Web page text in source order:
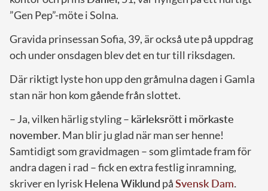
”Gen Pep”-möte i Solna.
Gravida prinsessan Sofia, 39, är också ute på uppdrag
och under onsdagen blev det en tur till riksdagen.
Där riktigt lyste hon upp den gråmulna dagen i Gamla
stan när hon kom gående från slottet.
– Ja, vilken härlig styling – kärleksrött i mörkaste
november. Man blir ju glad när man ser henne!
Samtidigt som gravidmagen – som glimtade fram för
andra dagen i rad – fick en extra festlig inramning,
skriver en lyriskHelena Wiklund påSvensk Dam.